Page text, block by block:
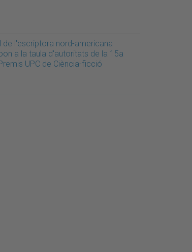
de l'escriptora nord-americana
a la taula d'autoritats de la 15a
UPC de Ciència-ficció